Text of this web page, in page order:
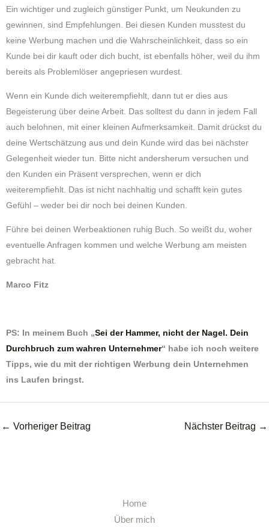
Ein wichtiger und zugleich günstiger Punkt, um Neukunden zu
gewinnen, sind Empfehlungen. Bei diesen Kunden musstest du
keine Werbung machen und die Wahrscheinlichkeit, dass so ein
Kunde bei dir kauft oder dich bucht, ist ebenfalls höher, weil du ihm
bereits als Problemlöser angepriesen wurdest.
Wenn ein Kunde dich weiterempfiehlt, dann tut er dies aus
Begeisterung über deine Arbeit. Das solltest du dann in jedem Fall
auch belohnen, mit einer kleinen Aufmerksamkeit. Damit drückst du
deine Wertschätzung aus und dein Kunde wird das bei nächster
Gelegenheit wieder tun. Bitte nicht andersherum versuchen und
den Kunden ein Präsent versprechen, wenn er dich
weiterempfiehlt. Das ist nicht nachhaltig und schafft kein gutes
Gefühl – weder bei dir noch bei deinen Kunden.
Führe bei deinen Werbeaktionen ruhig Buch. So weißt du, woher
eventuelle Anfragen kommen und welche Werbung am meisten
gebracht hat.
Marco Fitz
PS: In meinem Buch „Sei der Hammer, nicht der Nagel. Dein
Durchbruch zum wahren Unternehmer“ habe ich noch weitere
Tipps, wie du mit der richtigen Werbung dein Unternehmen
ins Laufen bringst.
← Vorheriger Beitrag Nächster Beitrag →
Home
Über mich